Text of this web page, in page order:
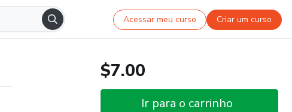
Acessar meu curso Criar um curso
$7.00
Ir para o carrinho